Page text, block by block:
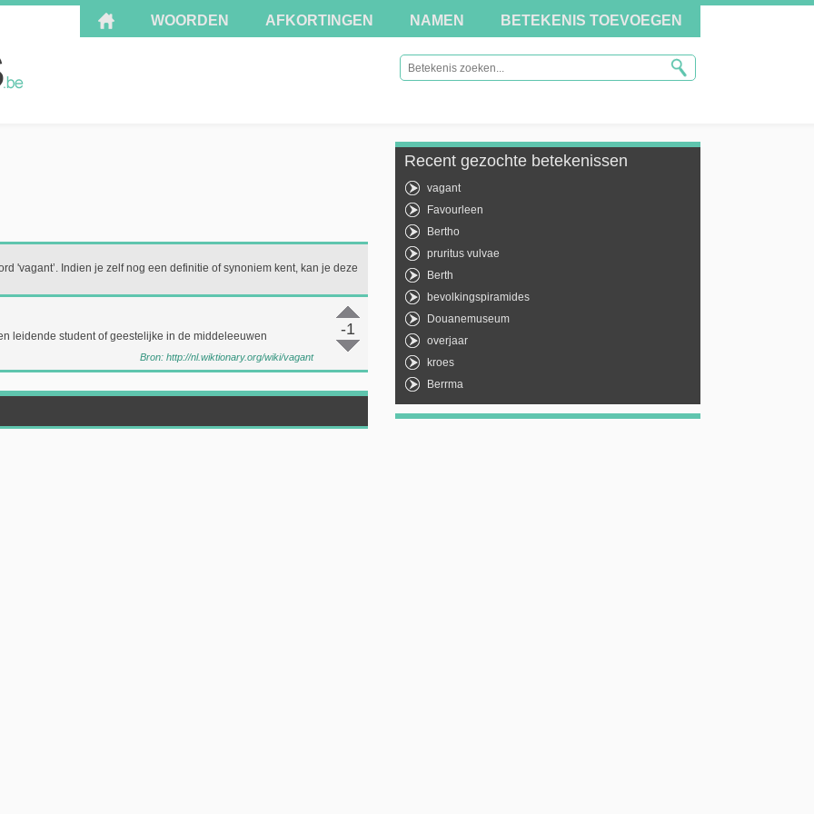
WOORDEN AFKORTINGEN NAMEN BETEKENIS TOEVOEGEN
'vagant’. Indien je zelf nog een definitie of synoniem kent, kan je deze
-1
leidende student of geestelijke in de middeleeuwen
Bron: http://nl.wiktionary.org/wiki/vagant
Recent gezochte betekenissen
vagant
Favourleen
Bertho
pruritus vulvae
Berth
bevolkingspiramides
Douanemuseum
overjaar
kroes
Berrma